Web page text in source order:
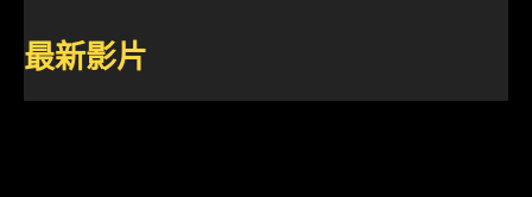
最新影片